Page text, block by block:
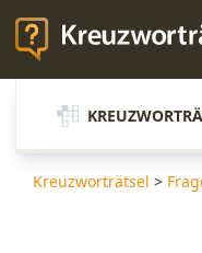
Kreuzworträtsel >